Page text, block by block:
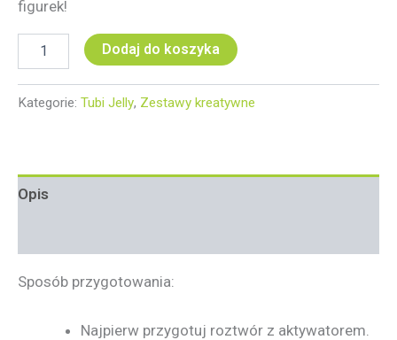
figurek!
Dodaj do koszyka
Kategorie: Tubi Jelly, Zestawy kreatywne
Opis
Sposób przygotowania:
Najpierw przygotuj roztwór z aktywatorem.